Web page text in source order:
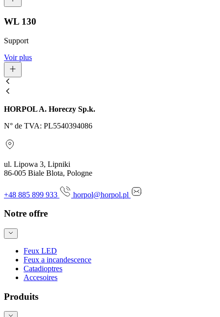
WL 130
Support
Voir plus
HORPOL A. Horeczy Sp.k.
N° de TVA: PL5540394086
ul. Lipowa 3, Lipniki
86-005 Biale Blota, Pologne
+48 885 899 933 horpol@horpol.pl
Notre offre
Feux LED
Feux a incandescence
Catadioptres
Accesoires
Produits